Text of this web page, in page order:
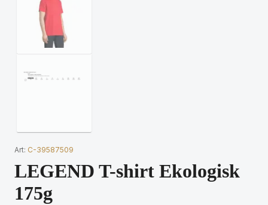
Art: C-39587509
LEGEND T-shirt Ekologisk
175g